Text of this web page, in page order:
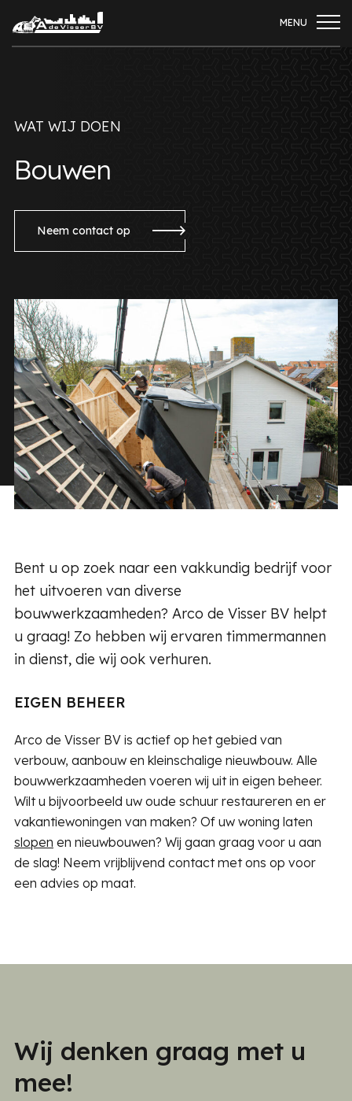
MENU
WAT WIJ DOEN
Bouwen
Neem contact op
Bent u op zoek naar een vakkundig bedrijf voor
het uitvoeren van diverse
bouwwerkzaamheden? Arco de Visser BV helpt
u graag! Zo hebben wij ervaren timmermannen
in dienst, die wij ook verhuren.
EIGEN BEHEER
Arco de Visser BV is actief op het gebied van
verbouw, aanbouw en kleinschalige nieuwbouw. Alle
bouwwerkzaamheden voeren wij uit in eigen beheer.
Wilt u bijvoorbeeld uw oude schuur restaureren en er
vakantiewoningen van maken? Of uw woning laten
slopen en nieuwbouwen? Wij gaan graag voor u aan
de slag! Neem vrijblijvend contact met ons op voor
een advies op maat.
Wij denken graag met u
mee!